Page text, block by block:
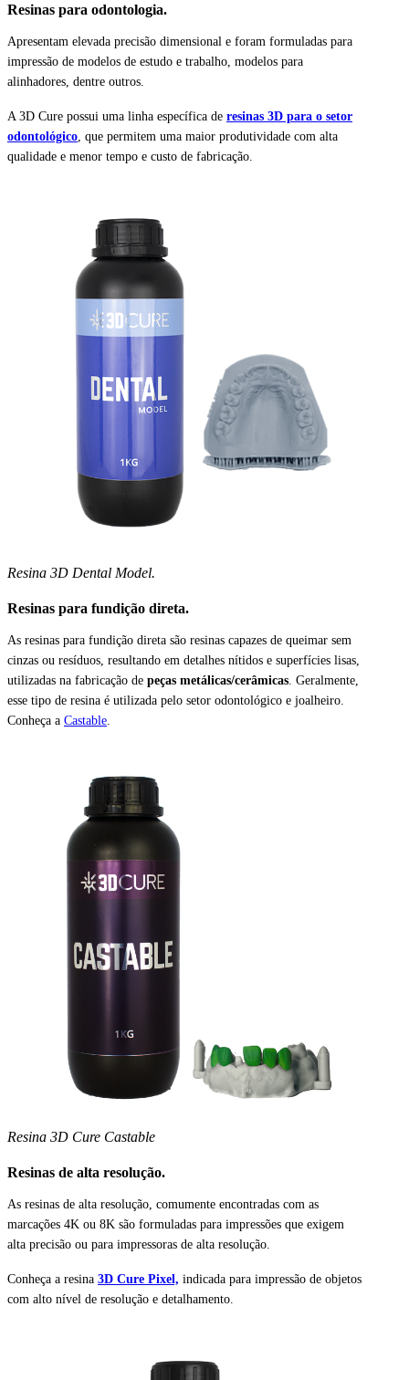
Resinas para odontologia.
Apresentam elevada precisão dimensional e foram formuladas para
impressão de modelos de estudo e trabalho, modelos para
alinhadores, dentre outros.
A 3D Cure possui uma linha específica de resinas 3D para o setor
odontológico , que permitem uma maior produtividade com alta
qualidade e menor tempo e custo de fabricação.
Resina 3D Dental Model.
Resinas para fundição direta.
As resinas para fundição direta são resinas capazes de queimar sem
cinzas ou resíduos, resultando em detalhes nítidos e superfícies lisas,
utilizadas na fabricação de peças metálicas/cerâmicas . Geralmente,
esse tipo de resina é utilizada pelo setor odontológico e joalheiro.
Conheça a Castable
Resina 3D Cure Castable
Resinas de alta resolução.
As resinas de alta resolução, comumente encontradas com as
marcações 4K ou 8K são formuladas para impressões que exigem
alta precisão ou para impressoras de alta resolução.
Conheça a resina 3D Cure Pixel, indicada para impressão de objetos
com alto nível de resolução e detalhamento.